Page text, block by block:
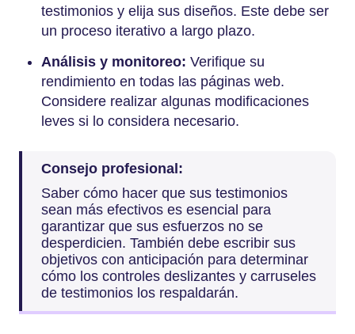
testimonios y elija sus diseños. Este debe ser
un proceso iterativo a largo plazo.
Análisis y monitoreo: Verifique su
rendimiento en todas las páginas web.
Considere realizar algunas modificaciones
leves si lo considera necesario.
Consejo profesional:
Saber cómo hacer que sus testimonios
sean más efectivos es esencial para
garantizar que sus esfuerzos no se
desperdicien. También debe escribir sus
objetivos con anticipación para determinar
cómo los controles deslizantes y carruseles
de testimonios los respaldarán.